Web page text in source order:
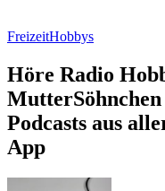
FreizeitHobbys
Höre Radio
Podcasts aus
App